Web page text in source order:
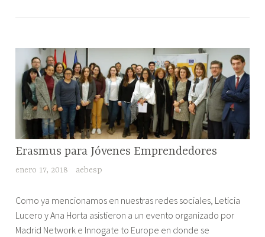
Vedruna,
Madrid
RESEÑAS
EVENTOS
Erasmus para Jóvenes Emprendedores
enero 17, 2018 aebesp
"Erasmus
para
Jóvenes
Como ya mencionamos en nuestras redes sociales, Leticia
Lucero y Ana Horta asistieron a un evento organizado por
Madrid Network e Innogate to Europe en donde se